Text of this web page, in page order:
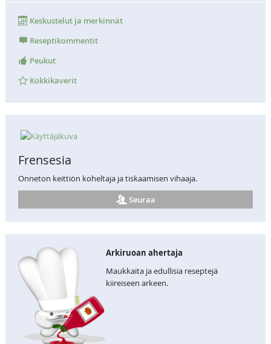
Keskustelut ja merkinnät
Reseptikommentit
Peukut
Kokkikaverit
Frensesia
Onneton keittiön koheltaja ja tiskaamisen vihaaja.
Seuraa
Arkiruoan ahertaja
Maukkaita ja edullisia reseptejä
kiireiseen arkeen.